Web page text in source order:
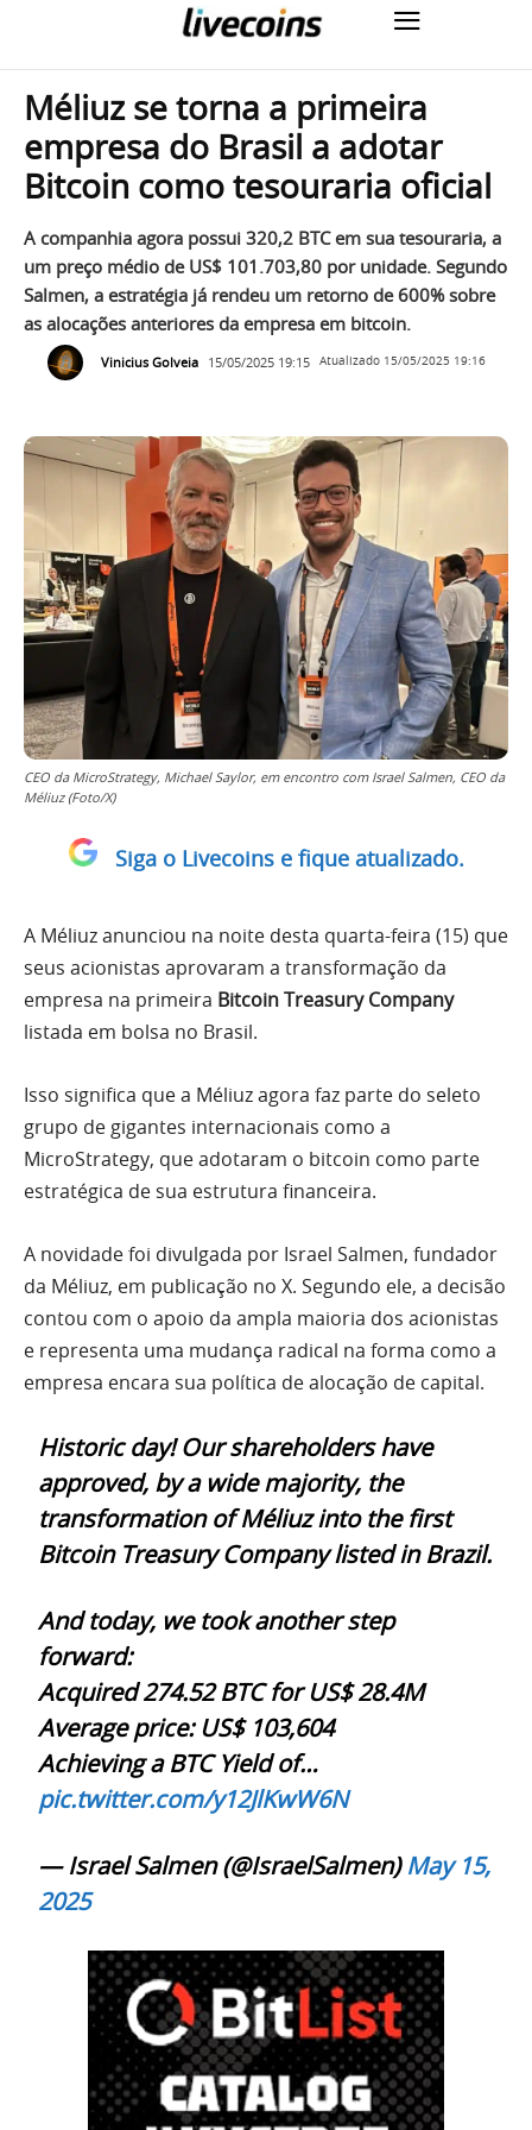
Méliuz se torna a primeira
empresa do Brasil a adotar
Bitcoin como tesouraria oficial
A companhia agora possui 320,2 BTC em sua tesouraria, a
um preço médio de US$ 101.703,80 por unidade. Segundo
Salmen, a estratégia já rendeu um retorno de 600% sobre
as alocações anteriores da empresa em bitcoin.
Vinicius Golveia 15/05/2025 19:15 Atualizado 15/05/2025 19:16
CEO da MicroStrategy, Michael Saylor, em encontro com Israel Salmen, CEO da
Méliuz (Foto/X)
Siga o Livecoins e fique atualizado.
A Méliuz anunciou na noite desta quarta-feira (15) que
seus acionistas aprovaram a transformação da
empresa na primeira Bitcoin Treasury Company
listada em bolsa no Brasil.
Isso significa que a Méliuz agora faz parte do seleto
grupo de gigantes internacionais como a
MicroStrategy, que adotaram o bitcoin como parte
estratégica de sua estrutura financeira.
A novidade foi divulgada por Israel Salmen, fundador
da Méliuz, em publicação no X. Segundo ele, a decisão
contou com o apoio da ampla maioria dos acionistas
e representa uma mudança radical na forma como a
empresa encara sua política de alocação de capital.
Historic day! Our shareholders have
approved, by a wide majority, the
transformation of Méliuz into the first
Bitcoin Treasury Company listed in Brazil.
And today, we took another step
forward:
Acquired 274.52 BTC for US$ 28.4M
Average price: US$ 103,604
Achieving a BTC Yield of…
pic.twitter.com/y12JlKwW6N
— Israel Salmen (@IsraelSalmen)May 15,
2025